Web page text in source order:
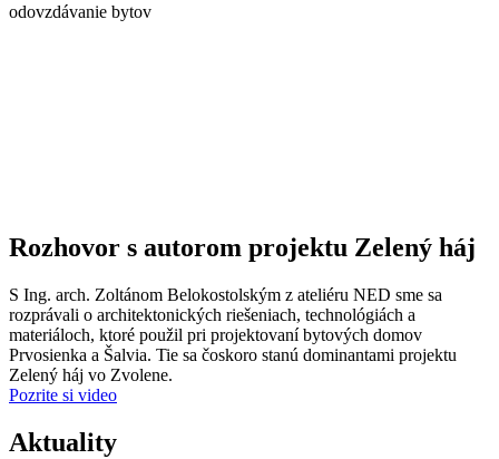
odovzdávanie bytov
Rozhovor s autorom projektu Zelený háj
S Ing. arch. Zoltánom Belokostolským z ateliéru NED sme sa
rozprávali o architektonických riešeniach, technológiách a
materiáloch, ktoré použil pri projektovaní bytových domov
Prvosienka a Šalvia. Tie sa čoskoro stanú dominantami projektu
Zelený háj vo Zvolene.
Pozrite si video
Aktuality